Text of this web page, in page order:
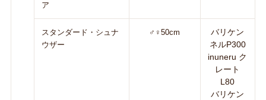
ア
スタンダード・シュナ
ウザー
♂♀50cm
バリケン
ネルP300
inuneru ク
レート
L80
バリケン